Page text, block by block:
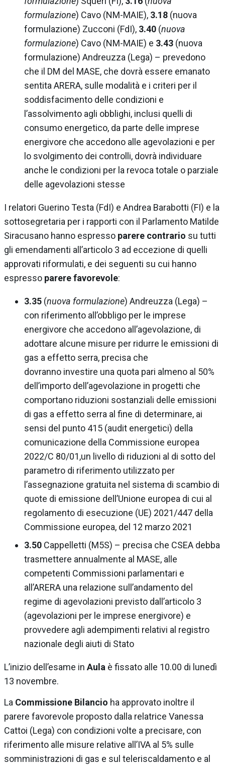
formulazione) Cavo (NM-MAIE), 3.18 (nuova
formulazione) Zucconi (FdI), 3.40 (nuova
formulazione) Cavo (NM-MAIE) e 3.43 (nuova
formulazione) Andreuzza (Lega) – prevedono
che il DM del MASE, che dovrà essere emanato
sentita ARERA, sulle modalità e i criteri per il
soddisfacimento delle condizioni e
l’assolvimento agli obblighi, inclusi quelli di
consumo energetico, da parte delle imprese
energivore che accedono alle agevolazioni e per
lo svolgimento dei controlli, dovrà individuare
anche le condizioni per la revoca totale o parziale
delle agevolazioni stesse
I relatori Guerino Testa (FdI) e Andrea Barabotti (FI) e la
sottosegretaria per i rapporti con il Parlamento Matilde
Siracusano hanno espresso parere contrario su tutti
gli emendamenti all’articolo 3 ad eccezione di quelli
approvati riformulati, e dei seguenti su cui hanno
espresso parere favorevole:
3.35 (nuova formulazione) Andreuzza (Lega) –
con riferimento all’obbligo per le imprese
energivore che accedono all’agevolazione, di
adottare alcune misure per ridurre le emissioni di
gas a effetto serra, precisa che
dovranno investire una quota pari almeno al 50%
dell’importo dell’agevolazione in progetti che
comportano riduzioni sostanziali delle emissioni
di gas a effetto serra al fine di determinare, ai
sensi del punto 415 (audit energetici) della
comunicazione della Commissione europea
2022/C 80/01,un livello di riduzioni al di sotto del
parametro di riferimento utilizzato per
l’assegnazione gratuita nel sistema di scambio di
quote di emissione dell’Unione europea di cui al
regolamento di esecuzione (UE) 2021/447 della
Commissione europea, del 12 marzo 2021
3.50 Cappelletti (M5S) – precisa che CSEA debba
trasmettere annualmente al MASE, alle
competenti Commissioni parlamentari e
all’ARERA una relazione sull’andamento del
regime di agevolazioni previsto dall’articolo 3
(agevolazioni per le imprese energivore) e
provvedere agli adempimenti relativi al registro
nazionale degli aiuti di Stato
L’inizio dell’esame in Aula è fissato alle 10.00 di lunedì
13 novembre.
La Commissione Bilancio ha approvato inoltre il
parere favorevole proposto dalla relatrice Vanessa
Cattoi (Lega) con condizioni volte a precisare, con
riferimento alle misure relative all’IVA al 5% sulle
somministrazioni di gas e sul teleriscaldamento e al